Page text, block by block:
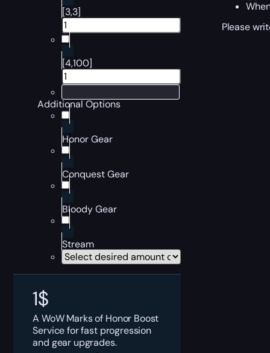
[3,3]
[4,100]
Additional Options
Honor Gear
Conquest Gear
Bloody Gear
Stream
1$
A WoW Marks of Honor Boost
Service for fast progression
and gear upgrades.
Please